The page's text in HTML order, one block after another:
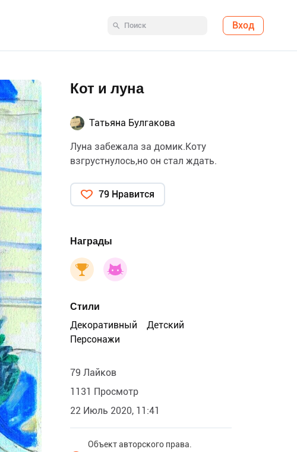
Вход
Кот и луна
Татьяна Булгакова
Луна забежала за домик.Коту
взгрустнулось,но он стал ждать.
79 Нравится
Награды
Стили
Декоративный
Детский
Персонажи
79 Лайков
1131 Просмотр
22 Июль 2020, 11:41
Объект авторского права.